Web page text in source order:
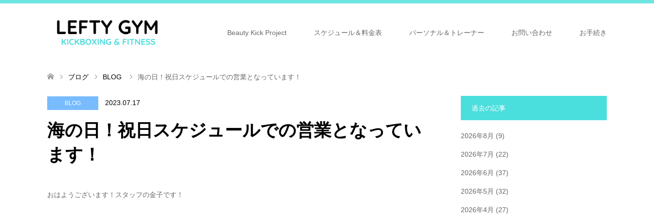
Beauty Kick Project スケジュール＆料金表 パーソナル＆トレーナー お問い合わせ お手続き
ブログ BLOG 海の日！祝日スケジュールでの営業となっています！
BLOG 2023.07.17
海の日！祝日スケジュールでの営業となってい
ます！
おはようございます！スタッフの金子です！
過去の記事
2026年8月 (9)
2026年7月 (22)
2026年6月 (37)
2026年5月 (32)
2026年4月 (27)